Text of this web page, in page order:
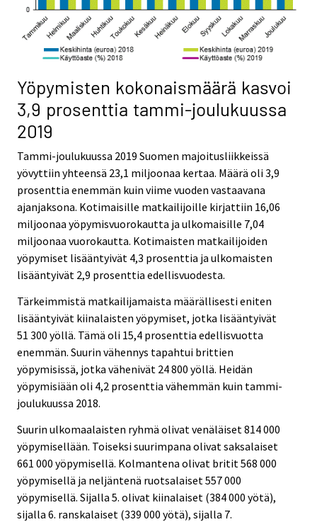
Yöpymisten kokonaismäärä kasvoi
3,9 prosenttia tammi-joulukuussa
2019
Tammi-joulukuussa 2019 Suomen majoitusliikkeissä
yövyttiin yhteensä 23,1 miljoonaa kertaa. Määrä oli 3,9
prosenttia enemmän kuin viime vuoden vastaavana
ajanjaksona. Kotimaisille matkailijoille kirjattiin 16,06
miljoonaa yöpymisvuorokautta ja ulkomaisille 7,04
miljoonaa vuorokautta. Kotimaisten matkailijoiden
yöpymiset lisääntyivät 4,3 prosenttia ja ulkomaisten
lisääntyivät 2,9 prosenttia edellisvuodesta.
Tärkeimmistä matkailijamaista määrällisesti eniten
lisääntyivät kiinalaisten yöpymiset, jotka lisääntyivät
51 300 yöllä. Tämä oli 15,4 prosenttia edellisvuotta
enemmän. Suurin vähennys tapahtui brittien
yöpymisissä, jotka vähenivät 24 800 yöllä. Heidän
yöpymisiään oli 4,2 prosenttia vähemmän kuin tammi-
joulukuussa 2018.
Suurin ulkomaalaisten ryhmä olivat venäläiset 814 000
yöpymisellään. Toiseksi suurimpana olivat saksalaiset
661 000 yöpymisellä. Kolmantena olivat britit 568 000
yöpymisellä ja neljäntenä ruotsalaiset 557 000
yöpymisellä. Sijalla 5. olivat kiinalaiset (384 000 yötä),
sijalla 6. ranskalaiset (339 000 yötä), sijalla 7.